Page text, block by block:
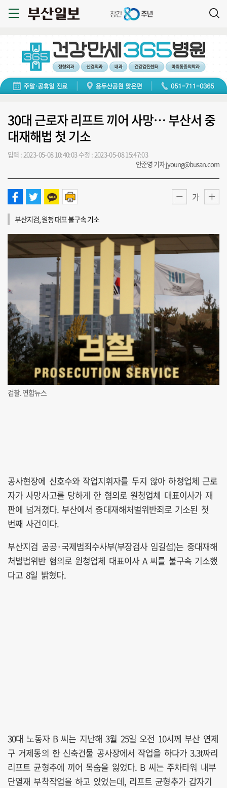
30대 근로자 리프트 끼어 사망… 부산서 중
대재해법 첫 기소
입력 : 2023-05-08 10:40:03수정 : 2023-05-08 15:47:03
안준영 기자 jyoung@busan.com
가
부산지검, 원청 대표 불구속 기소
검찰. 연합뉴스
공사현장에 신호수와 작업지휘자를 두지 않아 하청업체 근로
자가 사망사고를 당하게 한 혐의로 원청업체 대표이사가 재
판에 넘겨졌다. 부산에서 중대재해처벌위반죄로 기소된 첫
번째 사건이다.
부산지검 공공·국제범죄수사부(부장검사 임길섭)는 중대재해
처벌법위반 혐의로 원청업체 대표이사 A 씨를 불구속 기소했
다고 8일 밝혔다.
30대 노동자 B 씨는 지난해 3월 25일 오전 10시께 부산 연제
구 거제동의 한 신축건물 공사장에서 작업을 하다가 3.3t짜리
리프트 균형추에 끼어 목숨을 잃었다. B 씨는 주차타워 내부
단열재 부착작업을 하고 있었는데, 리프트 균형추가 갑자기